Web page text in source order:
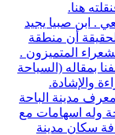
هنا.
. ابن صبيا يجيد
أن منطقة
المتميزون .
بمقاله (السياحة
والإشادة.
معرف مدينة الباحة
وله اسهامات مع
سكان مدينة